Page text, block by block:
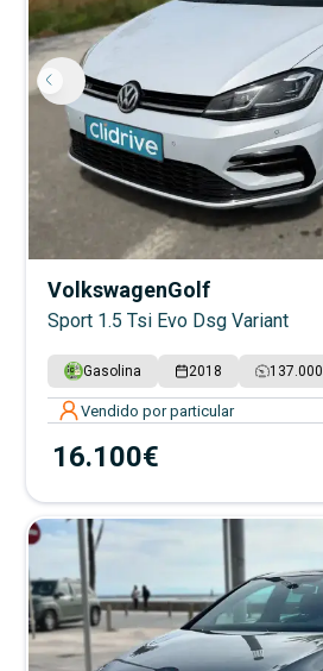
VolkswagenGolf
Sport 1.5 Tsi Evo Dsg Variant
Gasolina 2018 137.000
Vendido por particular
16.100€